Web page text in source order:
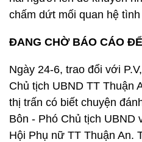
chấm dứt mối quan hệ tình
ĐANG CHỜ BÁO CÁO
Ngày 24-6, trao đổi với
Chủ tịch UBND TT Thuận
thị trấn có biết chuyện
Bôn - Phó Chủ tịch UBND
Hội Phụ nữ TT Thuận An.